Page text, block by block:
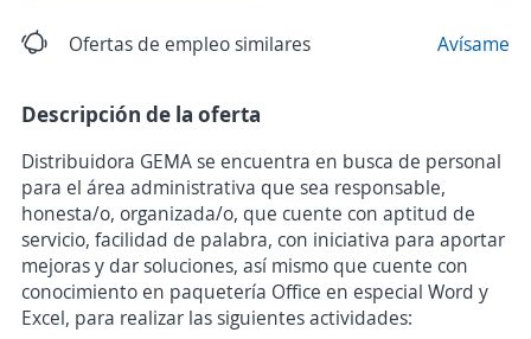
Ofertas de empleo similares Avísame
Descripción de la oferta
Distribuidora GEMA se encuentra en busca de personal
para el área administrativa que sea responsable,
honesta/o, organizada/o, que cuente con aptitud de
servicio, facilidad de palabra, con iniciativa para aportar
mejoras y dar soluciones, así mismo que cuente con
conocimiento en paquetería Office en especial Word y
Excel, para realizar las siguientes actividades: